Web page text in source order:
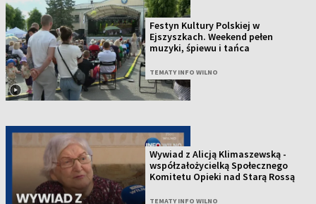
Festyn Kultury Polskiej w
Ejszyszkach. Weekend pełen
muzyki, śpiewu i tańca
TEMATY INFO WILNO
Wywiad z Alicją Klimaszewską -
współzałożycielką Społecznego
Komitetu Opieki nad Starą Rossą
TEMATY INFO WILNO